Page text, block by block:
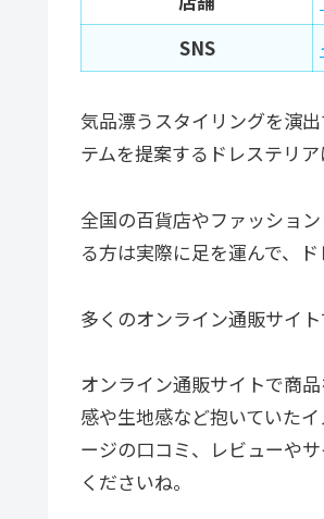
SNS
気品漂うスタイリングを演
テムを提案するドレステリ
全国の百貨店やファッショ
る方は実際に足を運んで、
多くのオンライン通販サイ
オンライン通販サイトで商
感や生地感など抱いていた
ージの口コミ、レビューや
くださいね。